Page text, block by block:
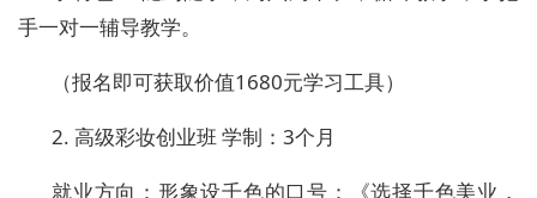
手一对一辅导教学。
（报名即可获取价值1680元学习工具）
2. 高级彩妆创业班学制： 3个月
就业方向：形象设千色的口号：《选择千色美业，